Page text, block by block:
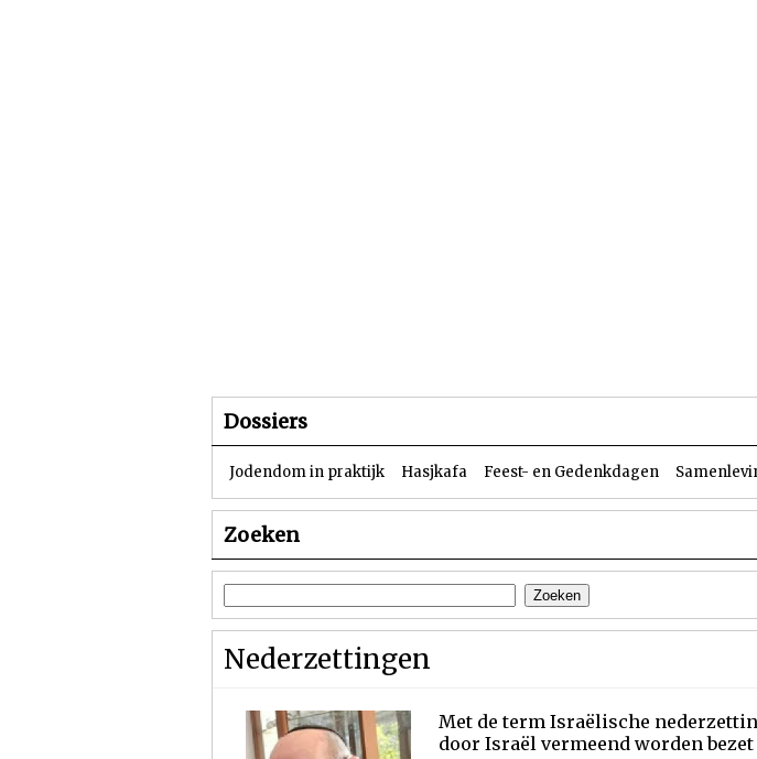
Dossiers
Jodendom in praktijk Hasjkafa Feest- en Gedenkdagen
Zoeken
Nederzettingen
Met de term Israëlische
door Israël vermeend worden bezet